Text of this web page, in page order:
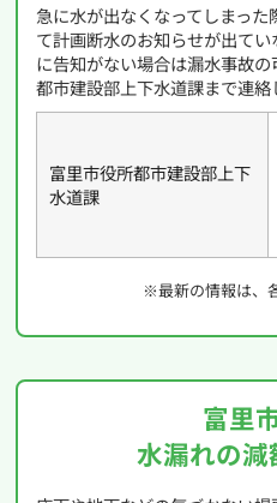
急に水が出なくなってしまっ
て計画断水のお知らせが出て
に告知がない場合は漏水事故
都市建設部上下水道課まで連絡
富里市役所都市建設部上下
水道課
※最新の情報は、
富里
水漏れの減